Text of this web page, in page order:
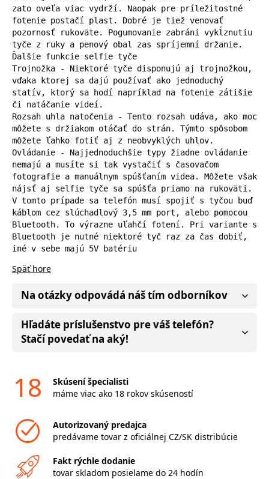
zato oveľa viac vydrží. Naopak pre príležitostné
fotenie postačí plast. Dobré je tiež venovať
pozornosť rukoväte. Pogumovanie zabráni vykĺznutiu
tyče z ruky a penový obal zas spríjemní držanie.
Ďalšie funkcie selfie tyče
Trojnožka - Niektoré tyče disponujú aj trojnožkou,
vďaka ktorej sa dajú používať ako jednoduchý
statív, ktorý sa hodí napríklad na fotenie zátišie
či natáčanie videí.
Rozsah uhla natočenia - Tento rozsah udáva, ako moc
môžete s držiakom otáčať do strán. Týmto spôsobom
môžete ľahko fotiť aj z neobvyklých uhlov.
Ovládanie - Najjednoduchšie typy žiadne ovládanie
nemajú a musíte si tak vystačiť s časovačom
fotografie a manuálnym spúšťaním videa. Môžete však
nájsť aj selfie tyče sa spúšťa priamo na rukoväti.
V tomto prípade sa telefón musí spojiť s tyčou buď
káblom cez slúchadlový 3,5 mm port, alebo pomocou
Bluetooth. To výrazne uľahčí fotení. Pri variante s
Bluetooth je nutné niektoré tyč raz za čas dobiť,
iné v sebe majú 5V batériu
Späť hore
Na otázky odpovádá náš tím odborníkov
Hľadáte príslušenstvo pre váš telefón?
Stačí povedať na aký!
18
Skúsení špecialisti
máme viac ako 18 rokov skúseností
Autorizovaný predajca
predávame tovar z oficiálnej CZ/SK distribúcie
Fakt rýchle dodanie
tovar skladom posielame do 24 hodín